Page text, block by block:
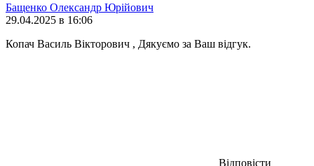
Бащенко Олександр Юрійович
29.04.2025 в 16:06
Копач Василь Вікторович , Дякуємо за Ваш відгук.
Відповісти